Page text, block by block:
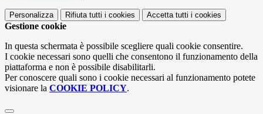
Personalizza Rifiuta tutti i cookies Accetta tutti i cookies
Gestione cookie
In questa schermata è possibile scegliere quali cookie consentire.
I cookie necessari sono quelli che consentono il funzionamento della
piattaforma e non è possibile disabilitarli.
Per conoscere quali sono i cookie necessari al funzionamento potete
visionare la COOKIE POLICY.